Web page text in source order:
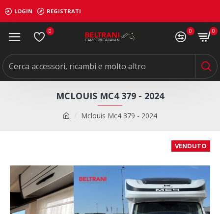
LOGIN REGISTRATI
0 0 0
Mclouis Mc4 379 - 2024
MCLOUIS MC4 379 - 2024
VENDUTO